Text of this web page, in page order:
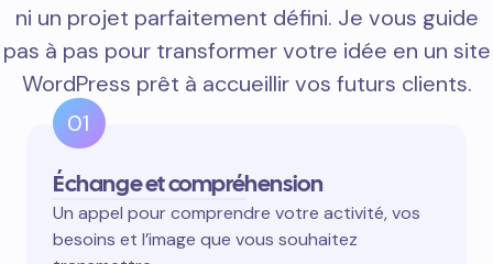
ni un projet parfaitement défini. Je vous guide
pas à pas pour transformer votre idée en un site
WordPress prêt à accueillir vos futurs clients.
01
Échange et compréhension
Un appel pour comprendre votre activité, vos
besoins et l’image que vous souhaitez